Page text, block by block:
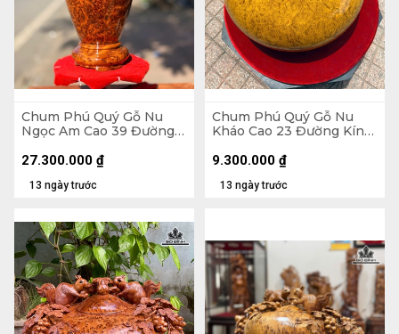
Chum Phú Quý Gỗ Nu
Ngọc Am Cao 39 Đường
(cm)
13 ngày trước
27.300.000 ₫
Chum Phú Quý Gỗ Nu
Kháo Cao 23 Đường Kính
13 ngày trước
9.300.000 ₫